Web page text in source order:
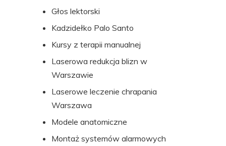
Głos lektorski
Kadzidełko Palo Santo
Kursy z terapii manualnej
Laserowa redukcja blizn w
Warszawie
Laserowe leczenie chrapania
Warszawa
Modele anatomiczne
Montaż systemów alarmowych